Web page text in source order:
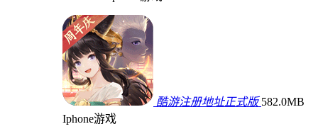
酷游注册地址正式版 582.0MB
Iphone游戏